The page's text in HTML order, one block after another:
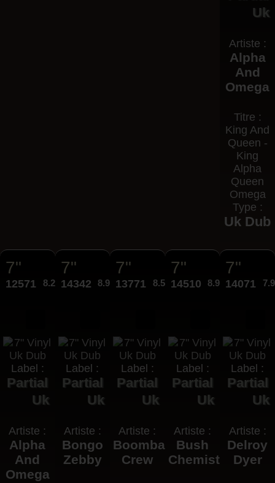
Uk
Artiste :
Alpha
And
Omega
Titre :
King And
Queen -
King
Alpha
Queen
Omega
Type :
Uk Dub
7"
12571 8.25€
Label :
Partial
Uk
Artiste :
Alpha
And
Omega
7"
14342 8.95€
Label :
Partial
Uk
Artiste :
Bongo
Zebby
7"
13771 8.50€
Label :
Partial
Uk
Artiste :
Boombastic
Crew
7"
14510 8.95€
Label :
Partial
Uk
Artiste :
Bush
Chemists
7"
14071
Label :
Partial
Uk
Artiste :
Delroy
Dyer